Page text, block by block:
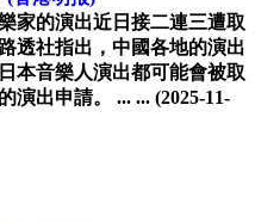
家的演出近日接二連三遭取
透社指出，中國各地的演出
本音樂人演出都可能會被取
演出申請。 ... ... (2025-11-